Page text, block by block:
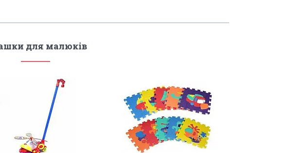
для малюків